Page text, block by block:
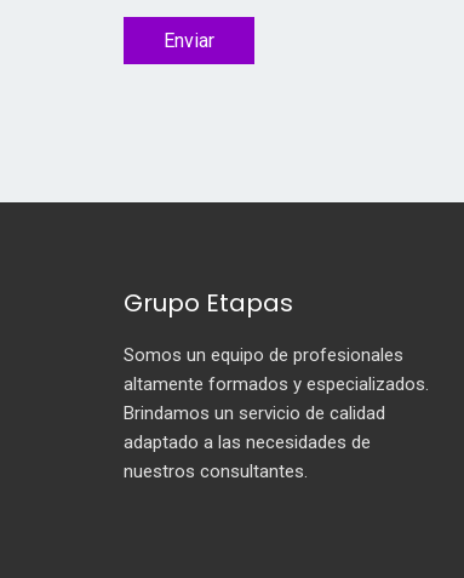
Enviar
Grupo Etapas
Somos un equipo de profesionales
altamente formados y especializados.
Brindamos un servicio de calidad
adaptado a las necesidades de
nuestros consultantes.